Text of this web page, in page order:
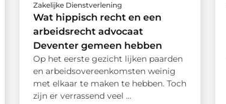
Zakelijke Dienstverlening
Wat hippisch recht en een
arbeidsrecht advocaat
Deventer gemeen hebben
Op het eerste gezicht lijken paarden
en arbeidsovereenkomsten weinig
met elkaar te maken te hebben. Toch
zijn er verrassend veel ...